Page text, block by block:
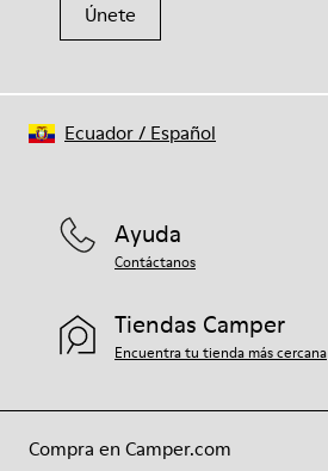
Únete
Compra en Camper.com
Ayuda
Contáctanos
Tiendas Camper
Encuentra tu tienda más cercana
Ecuador/ Español